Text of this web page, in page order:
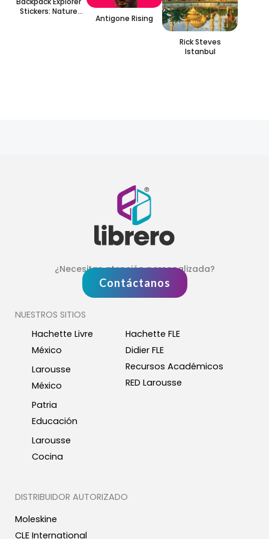
Stickers: Nature
Antigone Rising
Rick Steves
Istanbul
¿Necesitas atención personalizada?
Contáctanos
NUESTROS SITIOS
Hachette Livre
México
Larousse
México
Patria
Educación
Larousse
Cocina
Hachette FLE
Didier FLE
Recursos Académicos
RED Larousse
DISTRIBUIDOR AUTORIZADO
Moleskine
CLE International